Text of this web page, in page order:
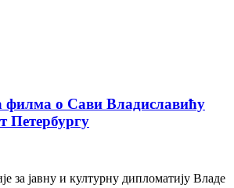
филма о Сави Владиславићу
Петербургу
за јавну и културну дипломатију Владе